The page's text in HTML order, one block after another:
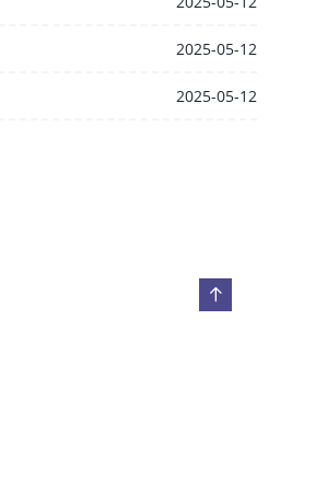
2025-05-12
2025-05-12